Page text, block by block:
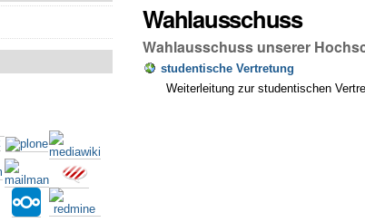
Wahlausschuss
Wahlausschuss unserer
studentische Vertretung
Weiterleitung zur studentischen